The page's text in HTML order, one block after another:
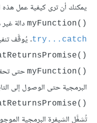
يمكنك أن ترى كيفية عمل هذه
myFunction()‎ دالة
try...catch. يُوقََف
myFunction()‎ حتى
البرمجية حتى الوصول إلى
تُشغَّل الشيفرة البرمجية